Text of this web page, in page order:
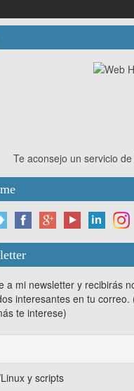
Te aconsejo un servicio
a mi newsletter y recibirás
interesantes en tu correo.
te interese)
y scripts